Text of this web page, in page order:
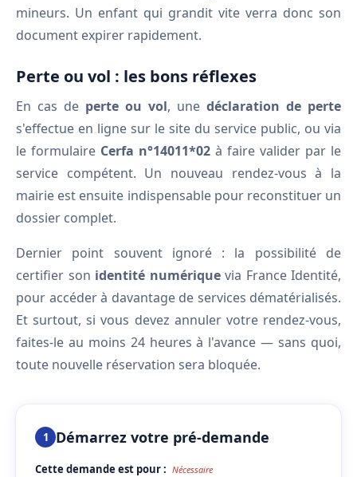
mineurs. Un enfant qui grandit vite verra donc son
document expirer rapidement.
Perte ou vol : les bons réflexes
En cas de perte ou vol, une déclaration de perte
s'effectue en ligne sur le site du service public, ou via
le formulaire Cerfa n°14011*02 à faire valider par le
service compétent. Un nouveau rendez-vous à la
mairie est ensuite indispensable pour reconstituer un
dossier complet.
Dernier point souvent ignoré : la possibilité de
certifier son identité numériquevia France Identité,
pour accéder à davantage de services dématérialisés.
Et surtout, si vous devez annuler votre rendez-vous,
faites-le au moins 24 heures à l'avance — sans quoi,
toute nouvelle réservation sera bloquée.
1 Démarrez votre pré-demande
Cette demande est pour : Nécessaire